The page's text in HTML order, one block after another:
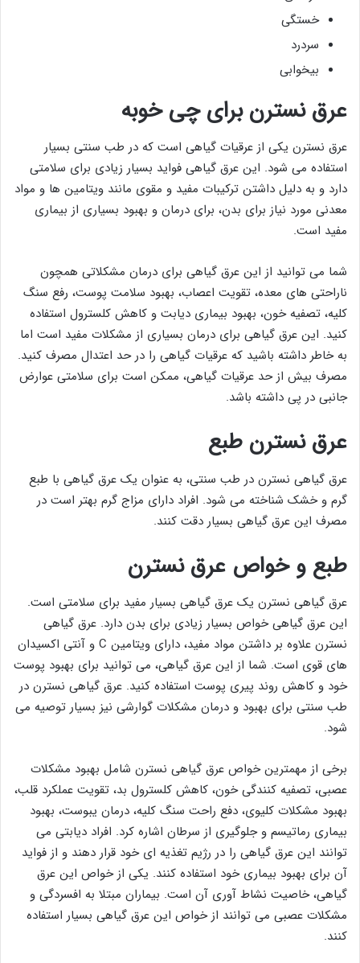
خستگی
سردرد
بیخوابی
عرق نسترن برای چی خوبه
عرق نسترن یکی از عرقیات گیاهی است که در طب سنتی بسیار
استفاده می شود. این عرق گیاهی فواید بسیار زیادی برای سلامتی
دارد و به دلیل داشتن ترکیبات مفید و مقوی مانند ویتامین ها و مواد
معدنی مورد نیاز برای بدن، برای درمان و بهبود بسیاری از بیماری
مفید است.
شما می توانید از این عرق گیاهی برای درمان مشکلاتی همچون
ناراحتی های معده، تقویت اعصاب، بهبود سلامت پوست، رفع سنگ
کلیه، تصفیه خون، بهبود بیماری دیابت و کاهش کلسترول استفاده
کنید. این عرق گیاهی برای درمان بسیاری از مشکلات مفید است اما
به خاطر داشته باشید که عرقیات گیاهی را در حد اعتدال مصرف کنید.
مصرف بیش از حد عرقیات گیاهی، ممکن است برای سلامتی عوارض
جانبی در پی داشته باشد.
عرق نسترن طبع
عرق گیاهی نسترن در طب سنتی، به عنوان یک عرق گیاهی با طبع
گرم و خشک شناخته می شود. افراد دارای مزاج گرم بهتر است در
مصرف این عرق گیاهی بسیار دقت کنند.
طبع و خواص عرق نسترن
عرق گیاهی نسترن یک عرق گیاهی بسیار مفید برای سلامتی است.
این عرق گیاهی خواص بسیار زیادی برای بدن دارد. عرق گیاهی
نسترن علاوه بر داشتن مواد مفید، دارای ویتامین C و آنتی اکسیدان
های قوی است. شما از این عرق گیاهی، می توانید برای بهبود پوست
خود و کاهش روند پیری پوست استفاده کنید. عرق گیاهی نسترن در
طب سنتی برای بهبود و درمان مشکلات گوارشی نیز بسیار توصیه می
شود.
برخی از مهمترین خواص عرق گیاهی نسترن شامل بهبود مشکلات
عصبی، تصفیه کنندگی خون، کاهش کلسترول بد، تقویت عملکرد قلب،
بهبود مشکلات کلیوی، دفع راحت سنگ کلیه، درمان یبوست، بهبود
بیماری رماتیسم و جلوگیری از سرطان اشاره کرد. افراد دیابتی می
توانند این عرق گیاهی را در رژیم تغذیه ای خود قرار دهند و از فواید
آن برای بهبود بیماری خود استفاده کنند. یکی از خواص این عرق
گیاهی، خاصیت نشاط آوری آن است. بیماران مبتلا به افسردگی و
مشکلات عصبی می توانند از خواص این عرق گیاهی بسیار استفاده
کنند.